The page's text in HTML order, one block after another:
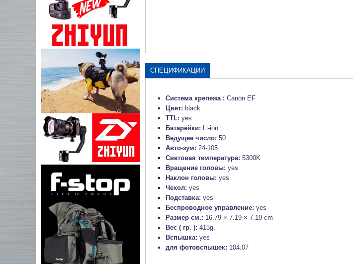
СПЕЦИФИКАЦИИ
Система крепежа : Canon EF
Цвет: black
TTL: yes
Батарейки: Li-ion
Ведущее число: 50
Авто-зум: 24-105
Световая температура: 5300K
Вращение головы: yes
Наклон головы: yes
Чехол: yes
Подставка: yes
Беспроводное управление: yes
Размер см.: 16.79 × 7.19 × 7.19 cm
Вес ( гр. ): 413g.
Вспышка: yes
для фотовспышек: 104.07